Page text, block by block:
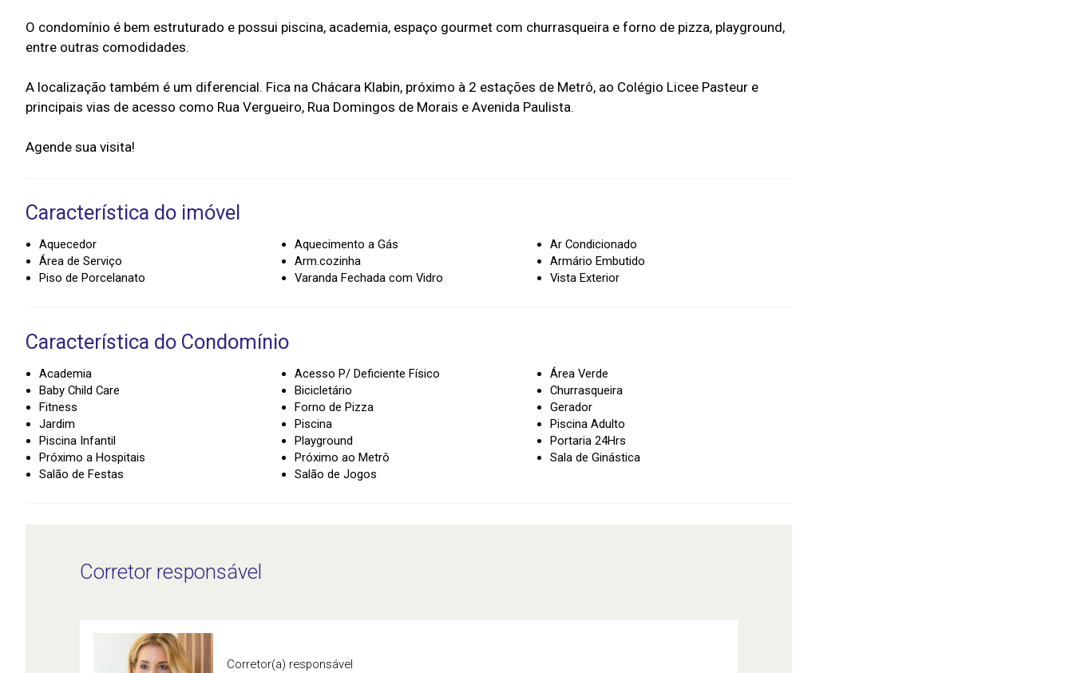
O condomínio é bem estruturado e possui piscina, academia, espaço gourmet com churrasqueira e forno de pizza, playground,
entre outras comodidades.
A localização também é um diferencial. Fica na Chácara Klabin, próximo à 2 estações de Metrô, ao Colégio Licee Pasteur e
principais vias de acesso como Rua Vergueiro, Rua Domingos de Morais e Avenida Paulista.
Característica do imóvel
Aquecedor Aquecimento a Gás
Ar Condicionado
Área de Serviço
Arm.cozinha
Armário Embutido
Piso de Porcelanato
Varanda Fechada com Vidro Vista Exterior
Característica do Condomínio
Academia Acesso P/ Deficiente Físico
Área Verde
Baby Child Care
Bicicletário
Churrasqueira
Fitness
Forno de Pizza
Gerador
Jardim
Piscina
Piscina Adulto
Piscina Infantil
Playground
Portaria 24Hrs
Próximo a Hospitais
Próximo ao Metrô
Sala de Ginástica
Salão de Festas
Salão de Jogos
Corretor responsável
Corretor(a) responsável